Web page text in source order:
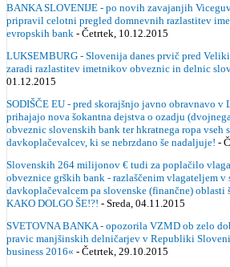
BANKA SLOVENIJE - po novih zavajanjih
pripravil celotni pregled domnevnih razlastitev
evropskih bank - Četrtek, 10.12.2015
LUKSEMBURG - Slovenija danes prvič pred
zaradi razlastitev imetnikov obveznic in delnic
01.12.2015
SODIŠČE EU - pred skorajšnjo javno obravnavo v
prihajajo nova šokantna dejstva o ozadju
obveznic slovenskih bank ter hkratnega ropa vseh
davkoplačevalcev, ki se nebrzdano še nadaljuje! -
Slovenskih 264 milijonov € tudi za poplačilo
obveznice grških bank - razlaščenim vlagateljem
davkoplačevalcem pa slovenske (finančne) oblasti
KAKO DOLGO ŠE!?! - Sreda, 04.11.2015
SVETOVNA BANKA - opozorila VZMD ob zelo
pravic manjšinskih delničarjev v Republiki
business 2016« - Četrtek, 29.10.2015